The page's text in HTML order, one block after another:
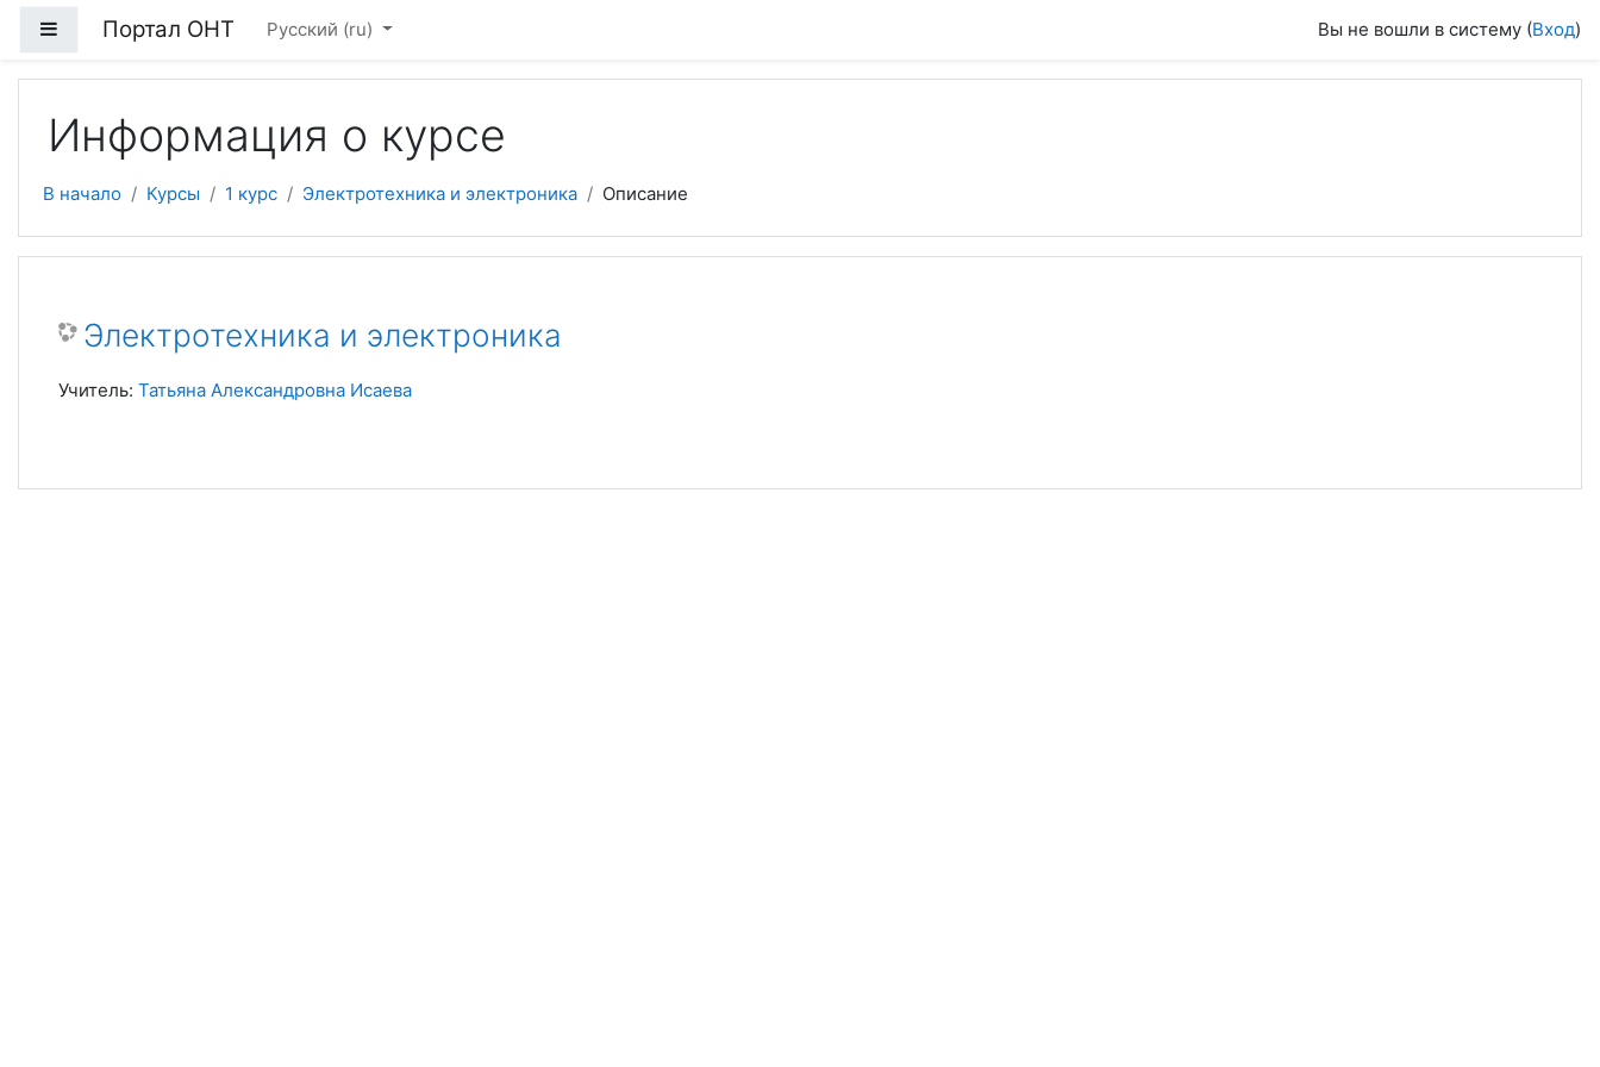
Боковая панель
Портал ОНТ Русский ‎(ru)‎ Вы не вошли в систему (Вход)
Информация о курсе
В начало Курсы 1 курс Электротехника и электроника Описание
Электротехника и электроника
Учитель: Татьяна Александровна Исаева